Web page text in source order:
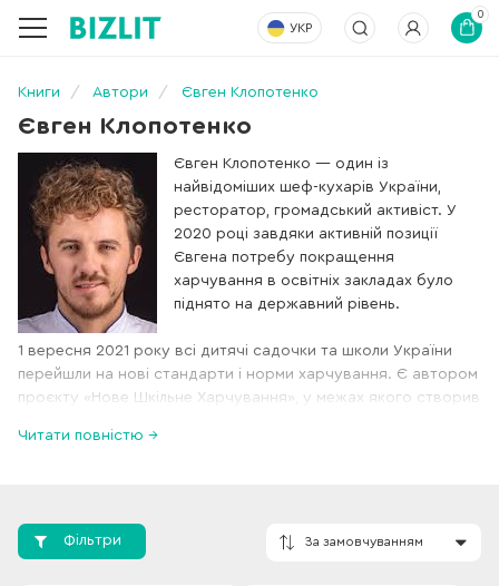
УКР
0
Книги Автори Євген Клопотенко
Євген Клопотенко
Євген Клопотенко — один із
найвідоміших шеф-кухарів України,
ресторатор, громадський активіст. У
2020 році завдяки активній позиції
Євгена потребу покращення
харчування в освітніх закладах було
піднято на державний рівень.
1 вересня 2021 року всі дитячі садочки та школи України
перейшли на нові стандарти і норми харчування. Є автором
проєкту «Нове Шкільне Харчування», у межах якого створив
міжнародного рейтингу найкращих ресторанів світу The
World’s 50 Best Restaurants. У 2022 році World Influencers
Читати повністю →
Фільтри